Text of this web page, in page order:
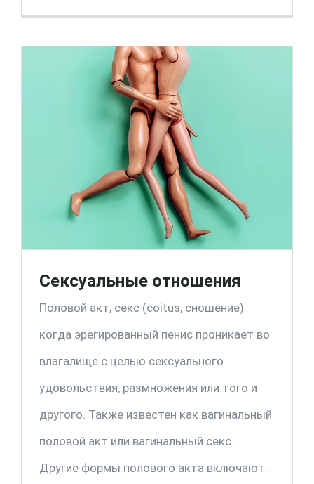
Сексуальные отношения
Половой акт, секс (coitus, сношение)
когда эрегированный пенис проникает во
влагалище с целью сексуального
удовольствия, размножения или того и
другого. Также известен как вагинальный
половой акт или вагинальный секс.
Другие формы полового акта включают: